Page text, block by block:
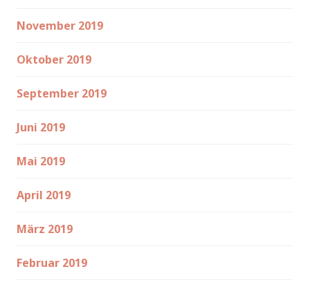
November 2019
Oktober 2019
September 2019
Juni 2019
Mai 2019
April 2019
März 2019
Februar 2019